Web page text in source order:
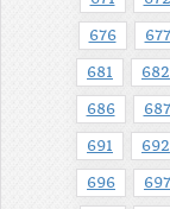
676 677
681 682
686 687
691 692
696 697